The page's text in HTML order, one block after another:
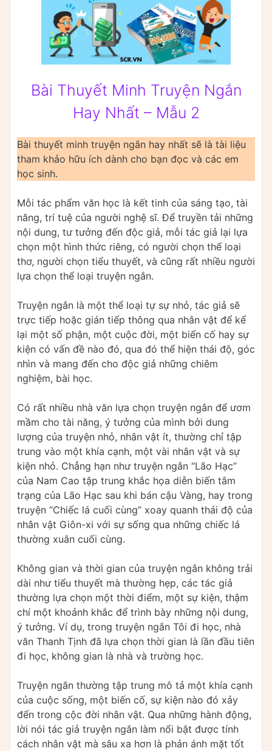
Bài Thuyết Minh Truyện Ngắn
Hay Nhất – Mẫu 2
Bài thuyết minh truyện ngắn hay nhất sẽ là tài liệu
tham khảo hữu ích dành cho bạn đọc và các em
học sinh.
Mỗi tác phẩm văn học là kết tinh của sáng tạo, tài
năng, trí tuệ của người nghệ sĩ. Để truyền tải những
nội dung, tư tưởng đến độc giả, mỗi tác giả lại lựa
chọn một hình thức riêng, có người chọn thể loại
thơ, người chọn tiểu thuyết, và cũng rất nhiều người
lựa chọn thể loại truyện ngắn.
Truyện ngắn là một thể loại tự sự nhỏ, tác giả sẽ
trực tiếp hoặc gián tiếp thông qua nhân vật để kể
lại một số phận, một cuộc đời, một biến cố hay sự
kiện có vấn đề nào đó, qua đó thể hiện thái độ, góc
nhìn và mang đến cho độc giả những chiêm
nghiệm, bài học.
Có rất nhiều nhà văn lựa chọn truyện ngắn để ươm
mầm cho tài năng, ý tưởng của mình bởi dung
lượng của truyện nhỏ, nhân vật ít, thường chỉ tập
trung vào một khía cạnh, một vài nhân vật và sự
kiện nhỏ. Chẳng hạn như truyện ngắn “Lão Hạc”
của Nam Cao tập trung khắc họa diễn biến tâm
trạng của Lão Hạc sau khi bán cậu Vàng, hay trong
truyện “Chiếc lá cuối cùng” xoay quanh thái độ của
nhân vật Giôn-xi với sự sống qua những chiếc lá
thường xuân cuối cùng.
Không gian và thời gian của truyện ngắn không trải
dài như tiểu thuyết mà thường hẹp, các tác giả
thường lựa chọn một thời điểm, một sự kiện, thậm
chí một khoảnh khắc để trình bày những nội dung,
ý tưởng. Ví dụ, trong truyện ngắn Tôi đi học, nhà
văn Thanh Tịnh đã lựa chọn thời gian là lần đầu tiên
đi học, không gian là nhà và trường học.
Truyện ngắn thường tập trung mô tả một khía cạnh
của cuộc sống, một biến cố, sự kiện nào đó xảy
đến trong cộc đời nhân vật. Qua những hành động,
lời nói tác giả truyện ngắn làm nổi bật được tính
cách nhân vật mà sâu xa hơn là phản ánh mặt tốt